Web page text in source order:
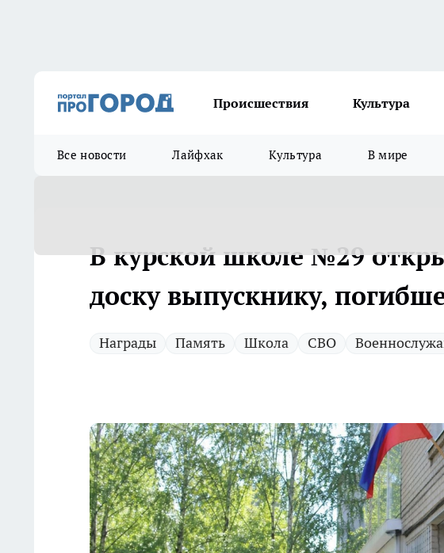
Происшествия Культура
Все новости Лайфхак Культура В мире
В курской школе №29
доску выпускнику,
Награды Память Школа СВО